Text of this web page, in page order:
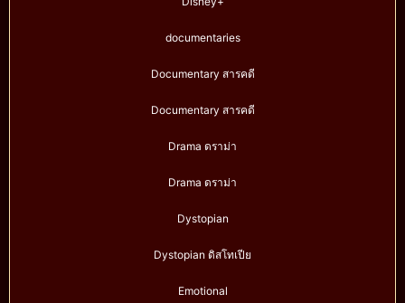
documentaries
Documentary สารคดี
Documentary สารคดี
Drama ดราม่า
Drama ดราม่า
Dystopian
Dystopian ดิสโทเปีย
Emotional